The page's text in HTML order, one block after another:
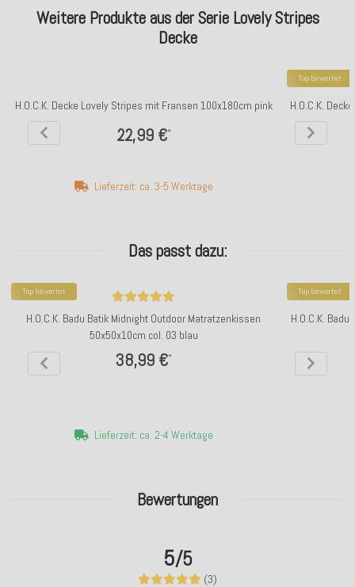
Bewertungen
5/5
(3)
Weitere Produkte aus der Serie Lovely Stripes
Decke
H.O.C.K. Decke Lovely Stripes mit Fransen 100x180cm pink
22,99 €*
Lieferzeit: ca. 3-5 Werktage
Top bewertet
H.O.C.K.
Das passt dazu:
Top bewertet
H.O.C.K. Badu Batik Midnight Outdoor Matratzenkissen
50x50x10cm col. 03 blau
38,99 €*
Lieferzeit: ca. 2-4 Werktage
Top bewertet
H.O.C.K.